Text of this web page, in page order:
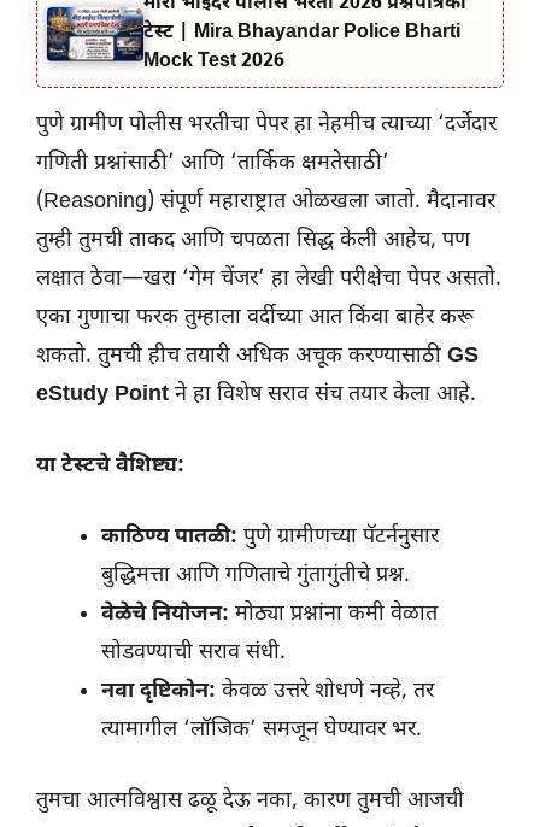
टेस्ट | Mira Bhayandar Police Bharti
Mock Test 2026
पुणे ग्रामीण पोलीस भरतीचा पेपर हा नेहमीच त्याच्या ‘दर्जेदार
गणिती प्रश्नांसाठी’ आणि ‘तार्किक क्षमतेसाठी’
(Reasoning) संपूर्ण महाराष्ट्रात ओळखला जातो. मैदानावर
तुम्ही तुमची ताकद आणि चपळता सिद्ध केली आहेच, पण
लक्षात ठेवा—खरा ‘गेम चेंजर’ हा लेखी परीक्षेचा पेपर असतो.
एका गुणाचा फरक तुम्हाला वर्दीच्या आत किंवा बाहेर करू
शकतो. तुमची हीच तयारी अधिक अचूक करण्यासाठी GS
eStudy Point ने हा विशेष सराव संच तयार केला आहे.
या टेस्टचे वैशिष्ट्य:
काठिण्य पातळी: पुणे ग्रामीणच्या पॅटर्ननुसार
बुद्धिमत्ता आणि गणिताचे गुंतागुंतीचे प्रश्न.
वेळेचे नियोजन: मोठ्या प्रश्नांना कमी वेळात
सोडवण्याची सराव संधी.
नवा दृष्टिकोन: केवळ उत्तरे शोधणे नव्हे, तर
त्यामागील ‘लॉजिक’ समजून घेण्यावर भर.
तुमचा आत्मविश्वास ढळू देऊ नका, कारण तुमची आजची